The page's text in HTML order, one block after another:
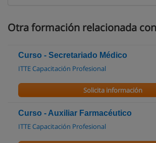
Otra formación relacionada
Curso - Secretariado Médico
ITTE Capacitación Profesional
Solicita información
Curso - Auxiliar Farmacéutico
ITTE Capacitación Profesional